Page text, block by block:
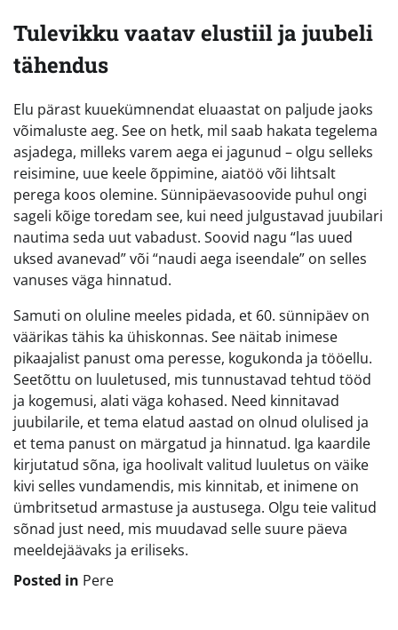
Tulevikku vaatav elustiil ja juubeli
tähendus
Elu pärast kuuekümnendat eluaastat on paljude jaoks
võimaluste aeg. See on hetk, mil saab hakata tegelema
asjadega, milleks varem aega ei jagunud – olgu selleks
reisimine, uue keele õppimine, aiatöö või lihtsalt
perega koos olemine. Sünnipäevasoovide puhul ongi
sageli kõige toredam see, kui need julgustavad juubilari
nautima seda uut vabadust. Soovid nagu “las uued
uksed avanevad” või “naudi aega iseendale” on selles
vanuses väga hinnatud.
Samuti on oluline meeles pidada, et 60. sünnipäev on
väärikas tähis ka ühiskonnas. See näitab inimese
pikaajalist panust oma peresse, kogukonda ja tööellu.
Seetõttu on luuletused, mis tunnustavad tehtud tööd
ja kogemusi, alati väga kohased. Need kinnitavad
juubilarile, et tema elatud aastad on olnud olulised ja
et tema panust on märgatud ja hinnatud. Iga kaardile
kirjutatud sõna, iga hoolivalt valitud luuletus on väike
kivi selles vundamendis, mis kinnitab, et inimene on
ümbritsetud armastuse ja austusega. Olgu teie valitud
sõnad just need, mis muudavad selle suure päeva
meeldejäävaks ja eriliseks.
Posted in Pere